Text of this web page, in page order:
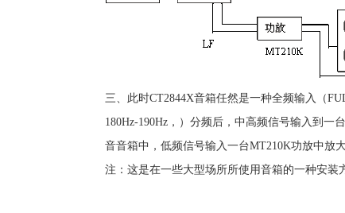
三、此时CT2844X音箱任然是一种全频输入（
180Hz-190Hz，）分频后，中高频信号输入到一
音音箱中，低频信号输入一台MT210K功放中放
注：这是在一些大型场所所使用音箱的一种安装